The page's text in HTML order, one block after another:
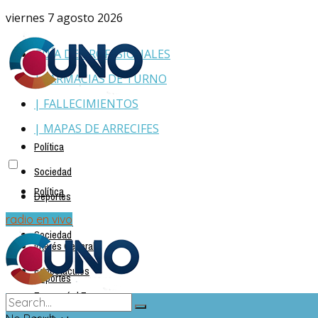
viernes 7 agosto 2026
GUÍA DE PROFESIONALES
| FARMACIAS DE TURNO
| FALLECIMIENTOS
| MAPAS DE ARRECIFES
Política
Sociedad
Deportes
Policiales
Interés General
Espectáculos
Economía | Empresas
Política
Sociedad
Deportes
radio en vivo